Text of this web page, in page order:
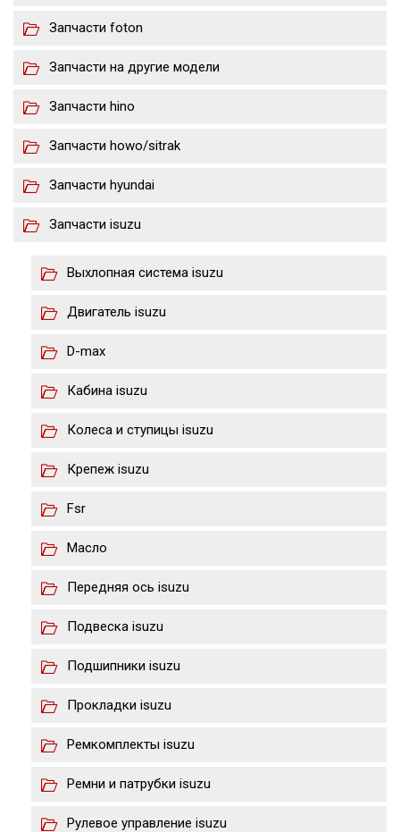
Запчасти foton
Запчасти на другие модели
Запчасти hino
Запчасти howo/sitrak
Запчасти hyundai
Запчасти isuzu
Выхлопная система isuzu
Двигатель isuzu
D-max
Кабина isuzu
Колеса и ступицы isuzu
Крепеж isuzu
Fsr
Масло
Передняя ось isuzu
Подвеска isuzu
Подшипники isuzu
Прокладки isuzu
Ремкомплекты isuzu
Ремни и патрубки isuzu
Рулевое управление isuzu